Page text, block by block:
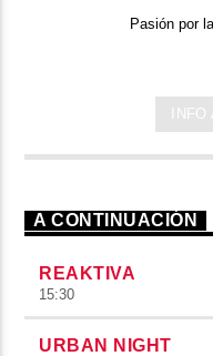
Pasión por
A CONTINUACIÓN
REAKTIVA
15:30
URBAN NIGHT